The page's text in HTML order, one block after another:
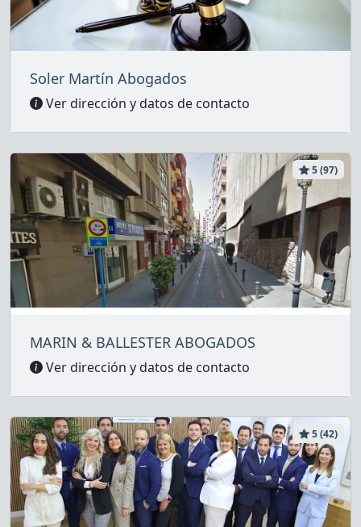
Soler Martín Abogados
Ver dirección y datos de contacto
5 (97)
MARIN & BALLESTER ABOGADOS
Ver dirección y datos de contacto
5 (42)